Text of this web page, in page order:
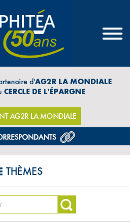
d'AG2R LA MONDIALE
CERCLE DE L'ÉPARGNE
AG2R LA MONDIALE
THÈMES